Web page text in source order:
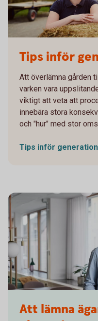
Tips inför
Att överlämna gården
varken vara
viktigt att veta att
innebära stora
och "hur" med stor
Tips inför
Att lämna